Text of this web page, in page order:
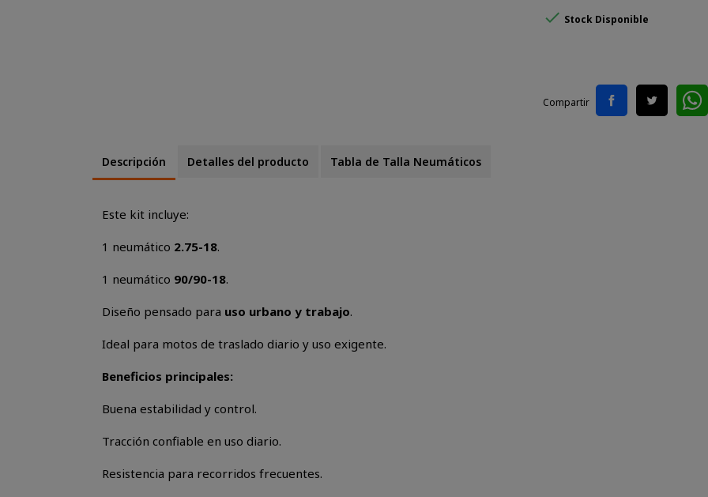
 Stock Disponible
Compartir
Descripción Detalles del producto Tabla de Talla Neumáticos
Este kit incluye:
1 neumático 2.75-18.
1 neumático 90/90-18.
Diseño pensado para uso urbano y trabajo.
Ideal para motos de traslado diario y uso exigente.
Beneficios principales:
Buena estabilidad y control.
Tracción confiable en uso diario.
Resistencia para recorridos frecuentes.